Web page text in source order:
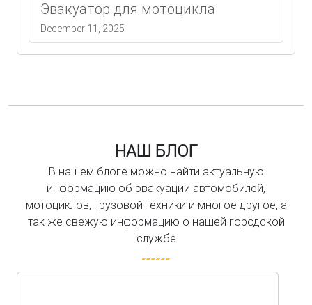
Эвакуатор для мотоцикла
December 11, 2025
НАШ БЛОГ
В нашем блоге можно найти актуальную
информацию об эвакуации автомобилей,
мотоциклов, грузовой техники и многое другое, а
так же свежую информацию о нашей городской
службе